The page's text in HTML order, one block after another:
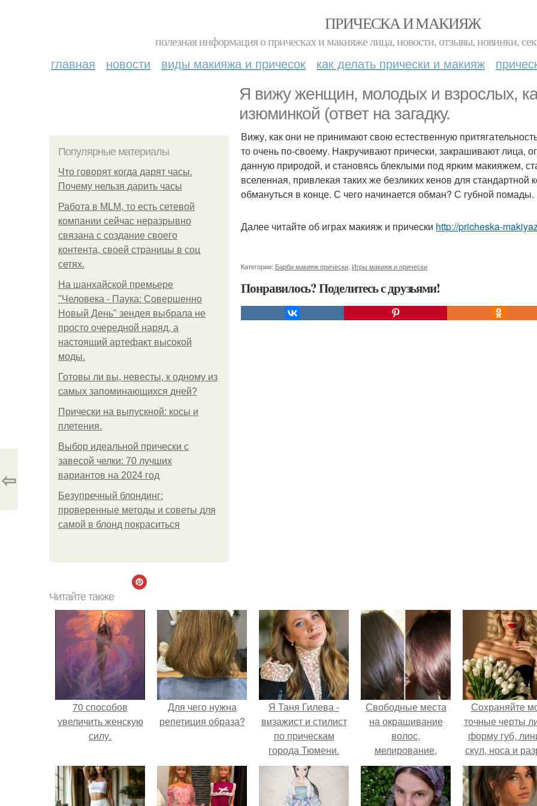
ПРИЧЕСКА И МАКИЯЖ
полезная информация о прическах и макияже лица, новости, отзывы, новинки,
главная новости виды макияжа и причесок как делать прически и макияж
Я вижу женщин, молодых и взрослых,
изюминкой (ответ на загадку.
Популярные материалы
Что говорят когда дарят часы.
Почему нельзя дарить часы
Работа в MLM, то есть сетевой
компании сейчас неразрывно
связана с создание своего
контента, своей страницы в соц
сетях.
На шанхайской премьере
"Человека - Паука: Совершенно
Новый День" зендея выбрала не
просто очередной наряд, а
настоящий артефакт высокой
моды.
Готовы ли вы, невесты, к одному из
самых запоминающихся дней?
Прически на выпускной: косы и
плетения.
Выбор идеальной прически с
завесой челки: 70 лучших
вариантов на 2024 год
Безупречный блондинг:
проверенные методы и советы для
самой в блонд покраситься
Вижу, как они не принимают свою естественную
то очень по-своему. Накручивают прически, закрашивают лица,
данную природой, и становясь блеклыми под ярким макияжем,
вселенная, привлекая таких же безликих кенов для
обмануться в конце. С чего начинается обман? С губной помады.
Далее читайте об играх макияж и прически http://pricheska-
Категории: Барби макияж прически Игры макияж и прически
Понравилось? Поделитесь с друзьями!
⇦
Читайте также
70 способов
увеличить женскую
силу.
Для чего нужна
репетиция образа?
Я Таня Гилева -
визажист и стилист
по прическам
города Тюмени.
Свободные места
на окрашивание
волос,
мелирование,
лечение волос на
следующие даты:
Сохраняйте
точные черты
форму губ,
скул, носа и
глаз.